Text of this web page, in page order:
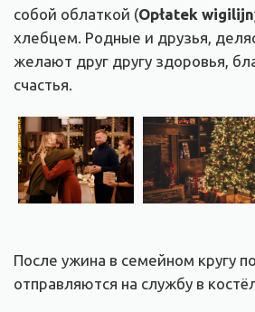
собой облаткой (Opłatek
хлебцем. Родные и друзья,
желают друг другу здоровья,
счастья.
После ужина в семейном кругу
отправляются на службу в